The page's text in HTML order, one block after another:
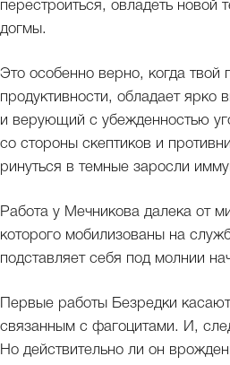
перестроиться, овладеть новой
догмы.
Это особенно верно, когда твой
продуктивности, обладает
и верующий с убежденностью
со стороны скептиков и
ринуться в темные заросли
Работа у Мечникова далека от
которого мобилизованы на
подставляет себя под молнии
Первые работы Безредки
связанным с фагоцитами. И,
Но действительно ли он